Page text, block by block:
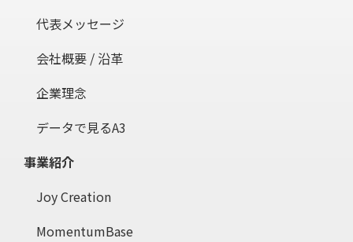
代表メッセージ
会社概要 / 沿革
企業理念
データで見るA3
事業紹介
Joy Creation
MomentumBase